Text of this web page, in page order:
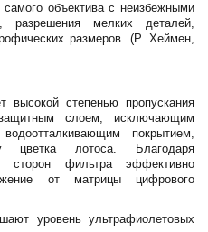
объектива с неизбежными
разрешения мелких деталей,
размеров. (Р. Хеймен,
высокой степенью пропускания
слоем, исключающим
покрытием,
цветка лотоса. Благодаря
сторон фильтра эффективно
от матрицы цифрового
уровень ультрафиолетовых